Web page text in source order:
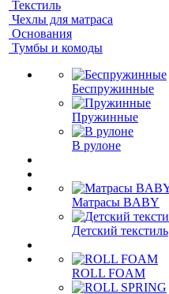
Текстиль
Чехлы для матраса
Основания
Тумбы и комоды
Беспружинные
Пружинные
В рулоне
Матрасы BABY
Детский текстиль
ROLL FOAM